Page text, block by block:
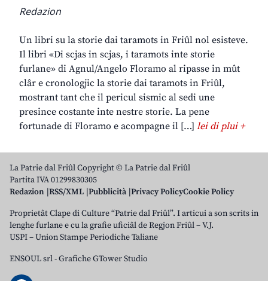
Redazion
Un libri su la storie dai taramots in Friûl nol esisteve.
Il libri «Di scjas in scjas, i taramots inte storie
furlane» di Agnul/Angelo Floramo al ripasse in mût
clâr e cronologjic la storie dai taramots in Friûl,
mostrant tant che il pericul sismic al sedi une
presince costante inte nestre storie. La pene
fortunade di Floramo e acompagne il […] lei di plui +
La Patrie dal Friûl Copyright © La Patrie dal Friûl
Partita IVA 01299830305
Redazion RSS/XML Pubblicità Privacy PolicyCookie Policy
Proprietât Clape di Culture “Patrie dal Friûl”. I articui a son scrits in
lenghe furlane e cu la grafie uficiâl de Regjon Friûl – V.J.
USPI – Union Stampe Periodiche Taliane
ENSOUL srl-Grafiche GTower Studio